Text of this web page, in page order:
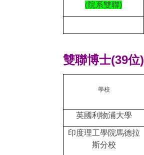
(院系雙聯)
雙聯博士(39位)
學校
英國利物浦大學
印度理工學院馬德拉
斯分校